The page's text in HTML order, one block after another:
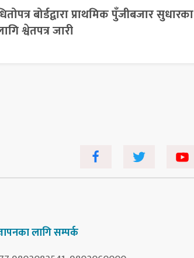
बोर्डद्वारा प्राथमिक पुँजीबजार सुधारका
श्वेतपत्र जारी
लागि सम्पर्क